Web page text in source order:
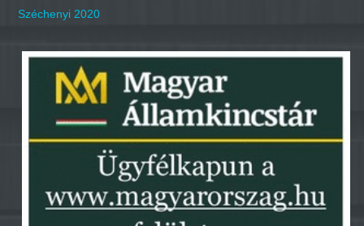
Széchenyi 2020